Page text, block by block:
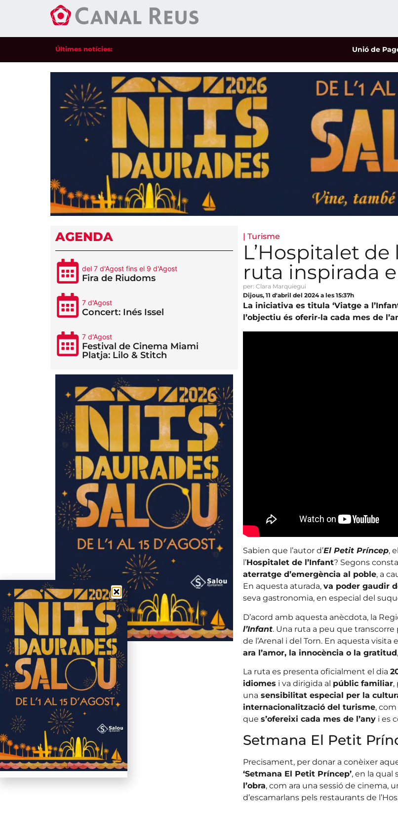
Últimes notícies: Unió de
AGENDA
del 7 d'Agost fins el 9 d'Agost
Fira de Riudoms
7 d'Agost
Concert: Inés Issel
7 d'Agost
Festival de Cinema Miami
Platja: Lilo & Stitch
| Turisme
L’Hospitalet
ruta inspirada
per: Clara Marquiegui
Dijous, 11 d'abril del 2024 a les 15:37h
La iniciativa es titula ‘Viatge a
l’objectiu és oferir-la cada mes de
Sabien que l’autor d’El Petit Príncep,
l’Hospitalet de l’Infant? Segons
aterratge d’emergència al poble, a
En aquesta aturada, va poder gaudir
seva gastronomia, en especial del
D’acord amb aquesta anècdota, la
l’Infant. Una ruta a peu que transcorre
de l’Arenal i del Torn. En aquesta visita
ara l’amor, la innocència o la gratitud
La ruta es presenta oficialment el dia
idiomes i va dirigida al públic familiar,
una sensibilitat especial per la
internacionalització del turisme,
que s’ofereixi cada mes de l’anyi es
Setmana El Petit
Precisament, per donar a conèixer
‘Setmana El Petit Príncep’, en la qual
l’obra, com ara una sessió de cinema,
d’escamarlans pels restaurants de